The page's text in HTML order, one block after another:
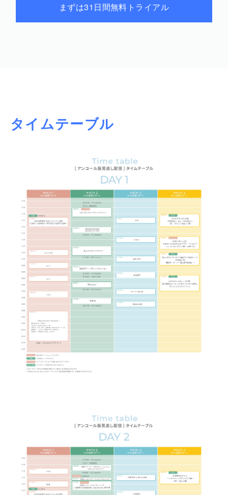
＜Musication Village - MANABI＞(日比谷図書文化
まずは31日間無料トライアル
タイムテーブル